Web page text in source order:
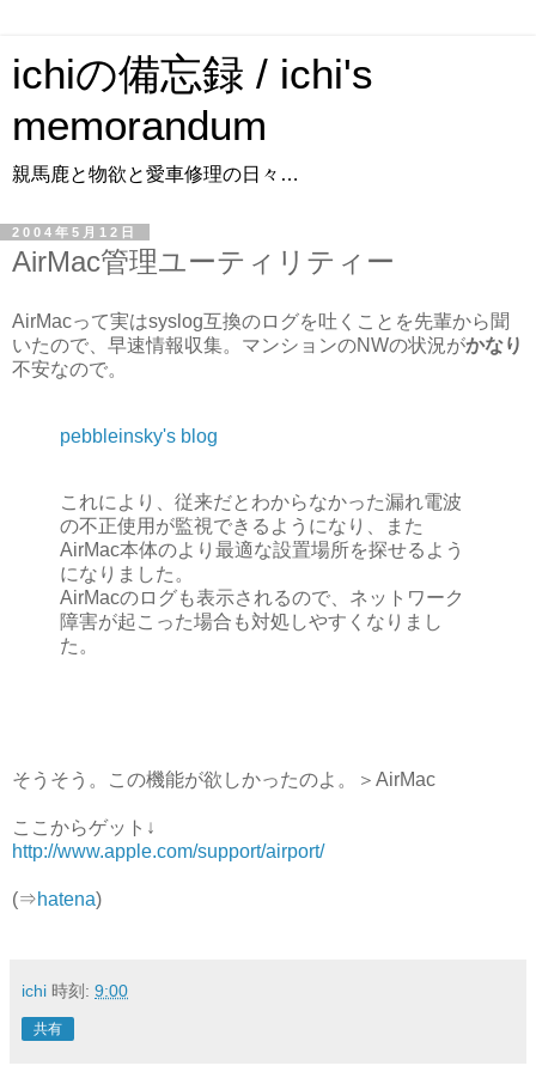
ichiの備忘録 / ichi's
memorandum
親馬鹿と物欲と愛車修理の日々…
2004年5月12日
AirMac管理ユーティリティー
AirMacって実はsyslog互換のログを吐くことを先輩から聞
いたので、早速情報収集。マンションのNWの状況がかなり
不安なので。
pebbleinsky's blog
これにより、従来だとわからなかった漏れ電波
の不正使用が監視できるようになり、また
AirMac本体のより最適な設置場所を探せるよう
になりました。
AirMacのログも表示されるので、ネットワーク
障害が起こった場合も対処しやすくなりまし
た。
そうそう。この機能が欲しかったのよ。＞AirMac
ここからゲット↓
http://www.apple.com/support/airport/
(⇒hatena)
ichi 時刻: 9:00
共有